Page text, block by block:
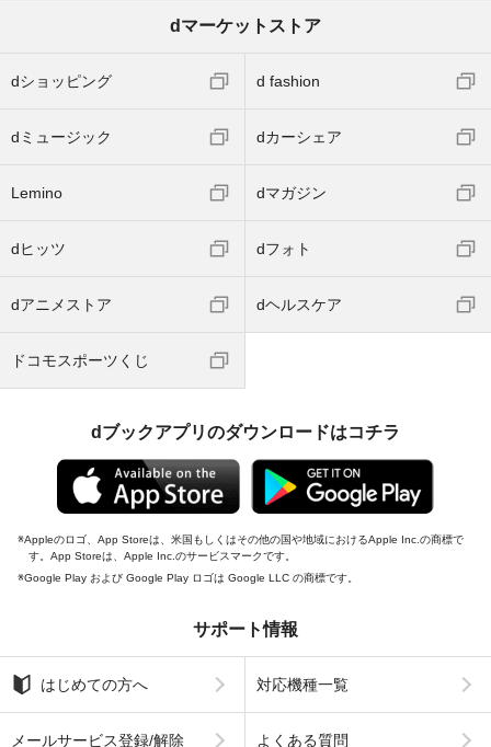
dマーケットストア
dショッピング d fashion
dミュージック dカーシェア
Lemino dマガジン
dヒッツ dフォト
dアニメストア dヘルスケア
ドコモスポーツくじ
dブックアプリのダウンロードはコチラ
Appleのロゴ、App Storeは、米国もしくはその他の国や地域におけるApple Inc.の商標で
す。App Storeは、Apple Inc.のサービスマークです。
Google Play および Google Play ロゴは Google LLC の商標です。
サポート情報
はじめての方へ 対応機種一覧
メールサービス登録/解除 よくある質問